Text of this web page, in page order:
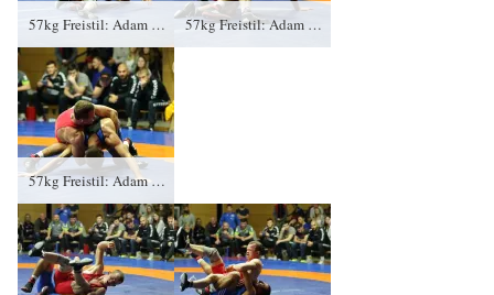
57kg Freistil: Adam Bienkowski, KFC Leipzig gegen Vladimir Condreanu (blaues Trikot), RSV Rotation Greiz 0:2/PS/6:12/06:00 57kg Freistil: Adam Bienkowski, KFC Leipzig gegen Vladimir Condreanu (blaues Trikot), RSV Rotation Greiz 0:2/PS/6:12/06:00
57kg Freistil: Adam Bienkowski, KFC Leipzig gegen Vladimir Condreanu (blaues Trikot), RSV Rotation Greiz 0:2/PS/6:12/06:00